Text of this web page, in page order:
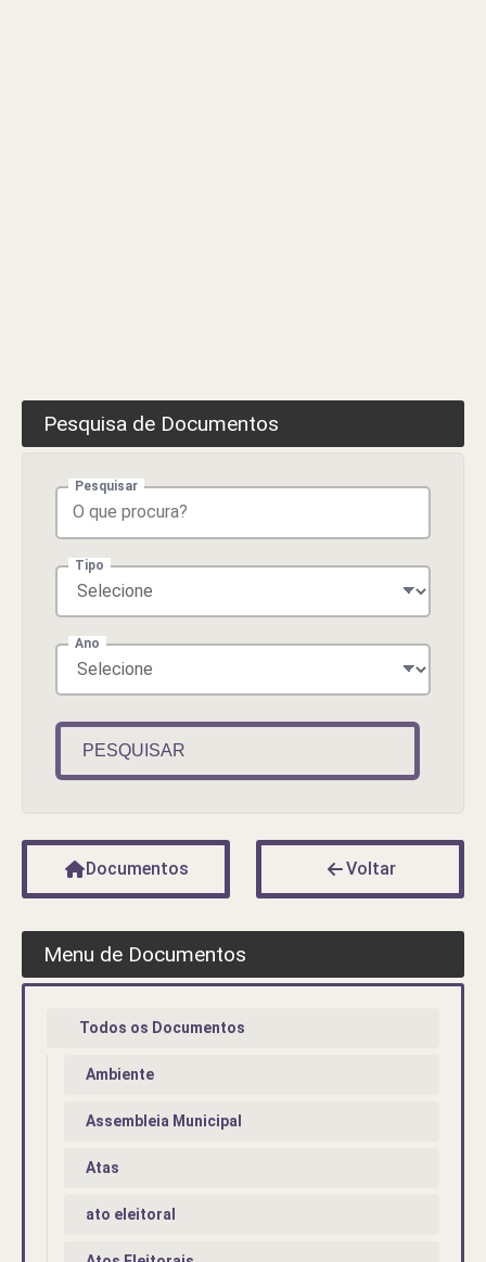
Pesquisa de Documentos
Pesquisar
Tipo
Ano
PESQUISAR
Documentos Voltar
Menu de Documentos
Todos os Documentos
Ambiente
Assembleia Municipal
Atas
ato eleitoral